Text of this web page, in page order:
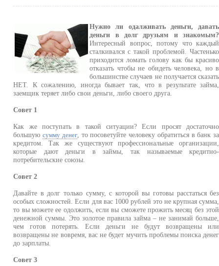
Нужно ли одалживать деньги, давать
деньги в долг друзьям и знакомым?
Интересный вопрос, потому что каждый
сталкивался с такой проблемой. Частенько
приходится ломать голову как бы красиво
отказать чтобы не обидеть человека, но в
большинстве случаев не получается сказать
НЕТ. К сожалению, иногда бывает так, что в результате займа,
заемщик теряет либо свои деньги, либо своего друга.
Совет 1
Как же поступать в такой ситуации? Если просят достаточно
большую сумму денег, то посоветуйте человеку обратиться в банк за
кредитом. Так же существуют профессиональные организации,
которые дают деньги в займы, так называемые кредитно-
потребительские союзы.
Совет 2
Давайте в долг только сумму, с которой вы готовы расстаться без
особых сложностей. Если для вас 1000 рублей это не крупная сумма,
то вы можете ее одолжить, если вы сможете прожить месяц без этой
денежной суммы. Это золотое правила займа – не занимай больше,
чем готов потерять. Если деньги не будут возвращены или
возвращены не вовремя, вас не будет мучить проблемы поиска денег
до зарплаты.
Совет 3